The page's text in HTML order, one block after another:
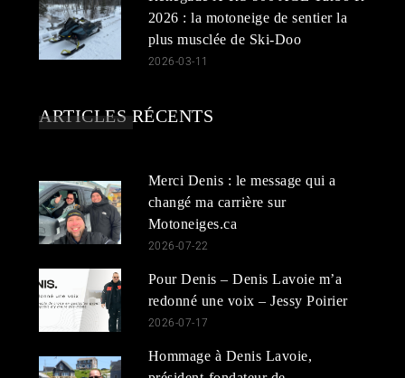
2026 : la motoneige de sentier la
plus musclée de Ski-Doo
2026-03-11
ARTICLES RÉCENTS
Merci Denis : le message qui a
changé ma carrière sur
Motoneiges.ca
2026-07-22
Pour Denis – Denis Lavoie m’a
redonné une voix – Jessy Poirier
2026-07-17
Hommage à Denis Lavoie,